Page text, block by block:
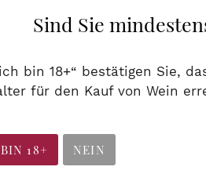
Sind Sie
bin 18+“ bestätigen Sie,
für den Kauf von Wein
18+ NEIN
a
m
l
den wärmeren südlichen
schmeckt und